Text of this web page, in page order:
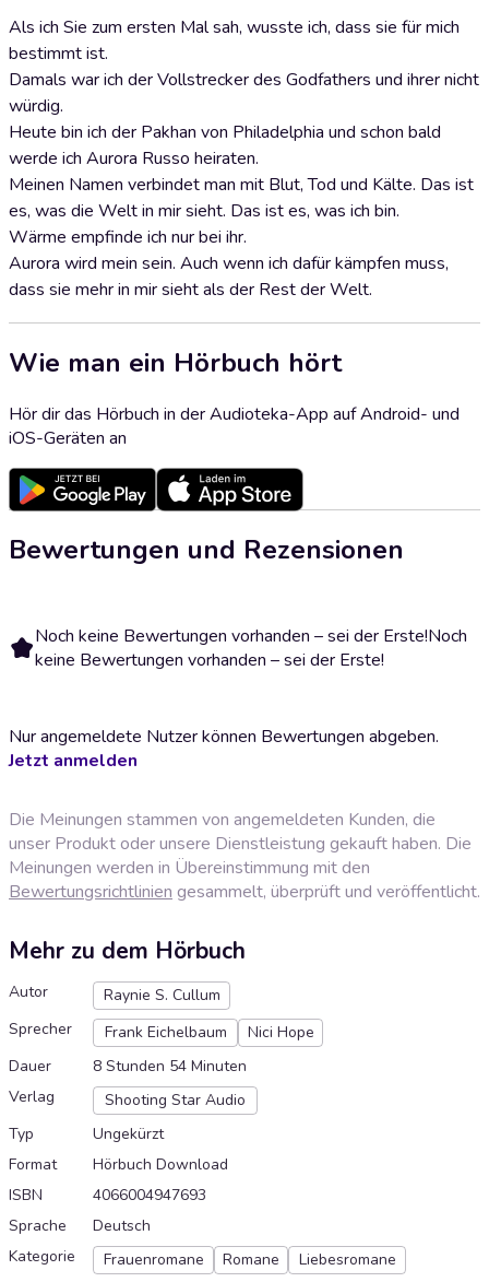
Als ich Sie zum ersten Mal sah, wusste ich, dass sie für mich
bestimmt ist.
Damals war ich der Vollstrecker des Godfathers und ihrer nicht
würdig.
Heute bin ich der Pakhan von Philadelphia und schon bald
werde ich Aurora Russo heiraten.
Meinen Namen verbindet man mit Blut, Tod und Kälte. Das ist
es, was die Welt in mir sieht. Das ist es, was ich bin.
Wärme empfinde ich nur bei ihr.
Aurora wird mein sein. Auch wenn ich dafür kämpfen muss,
dass sie mehr in mir sieht als der Rest der Welt.
Wie man ein Hörbuch hört
Hör dir das Hörbuch in der Audioteka-App auf Android- und
iOS-Geräten an
Bewertungen und Rezensionen
Noch keine Bewertungen vorhanden – sei der Erste!Noch
keine Bewertungen vorhanden – sei der Erste!
Nur angemeldete Nutzer können Bewertungen abgeben.
Jetzt anmelden
Die Meinungen stammen von angemeldeten Kunden, die
unser Produkt oder unsere Dienstleistung gekauft haben. Die
Meinungen werden in Übereinstimmung mit den
Bewertungsrichtlinien gesammelt, überprüft und veröffentlicht.
Mehr zu dem Hörbuch
Autor
Raynie S. Cullum
Sprecher
Frank Eichelbaum
Nici Hope
Dauer
8 Stunden 54 Minuten
Verlag
Shooting Star Audio
Typ
Ungekürzt
Format
Hörbuch Download
ISBN
4066004947693
Sprache
Deutsch
Kategorie
Frauenromane Romane Liebesromane